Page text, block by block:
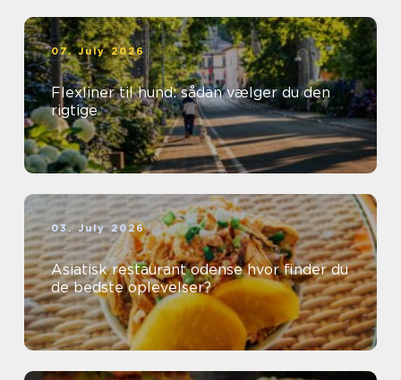
07. July 2026
Flexliner til hund: sådan vælger du den
rigtige
03. July 2026
Asiatisk restaurant odense hvor finder du
de bedste oplevelser?